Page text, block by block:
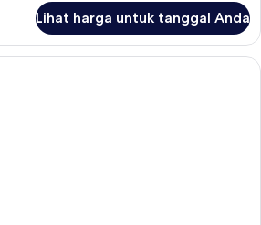
Lihat harga untuk tanggal Anda
Kamar Eksekutif | Selimut bulu